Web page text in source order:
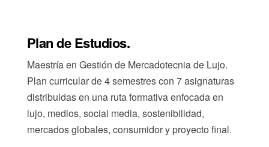
Plan de Estudios.
Maestría en Gestión de Mercadotecnia de Lujo.
Plan curricular de 4 semestres con 7 asignaturas
distribuidas en una ruta formativa enfocada en
lujo, medios, social media, sostenibilidad,
mercados globales, consumidor y proyecto final.